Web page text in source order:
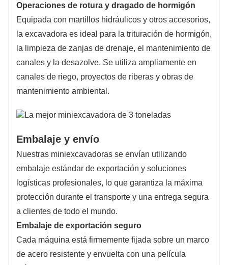
Operaciones de rotura y dragado de hormigón
Equipada con martillos hidráulicos y otros accesorios,
la excavadora es ideal para la trituración de hormigón,
la limpieza de zanjas de drenaje, el mantenimiento de
canales y la desazolve. Se utiliza ampliamente en
canales de riego, proyectos de riberas y obras de
mantenimiento ambiental.
Embalaje y envío
Nuestras miniexcavadoras se envían utilizando
embalaje estándar de exportación y soluciones
logísticas profesionales, lo que garantiza la máxima
protección durante el transporte y una entrega segura
a clientes de todo el mundo.
Embalaje de exportación seguro
Cada máquina está firmemente fijada sobre un marco
de acero resistente y envuelta con una película